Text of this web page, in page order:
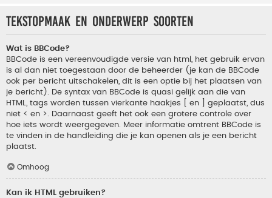
Tekstopmaak en onderwerp soorten
Wat is BBCode?
BBCode is een vereenvoudigde versie van html, het gebruik ervan
is al dan niet toegestaan door de beheerder (je kan de BBCode
ook per bericht uitschakelen, dit is een optie bij het plaatsen van
je bericht). De syntax van BBCode is quasi gelijk aan die van
HTML, tags worden tussen vierkante haakjes [ en ] geplaatst, dus
niet < en >. Daarnaast geeft het ook een grotere controle over
hoe iets wordt weergegeven. Meer informatie omtrent BBCode is
te vinden in de handleiding die je kan openen als je een bericht
plaatst.
Omhoog
Kan ik HTML gebruiken?